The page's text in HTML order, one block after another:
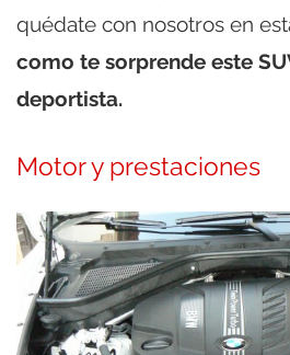
quédate con nosotros en
como te sorprende este
deportista.
Motor y prestaciones